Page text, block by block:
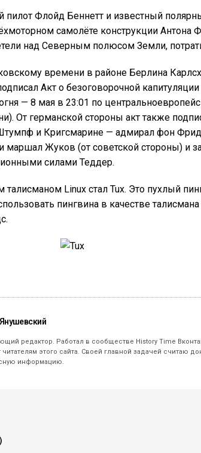
пилот Флойд Беннетт и известный
самолёте конструкции Антона
над Северным полюсом Земли,
времени в районе Берлина
Акт о безоговорочной
— 8 мая в 23:01 по
От германской стороны акт также
и Кригсмарине — адмирал фон
маршал Жуков (от советской стороны) и
силами Теддер.
Linux стал Tux. Это пухлый
пингвина в качестве
редактор. Работал в сообществе History Time
читателям этого сайта. Своей главной задачей считаю
информацию.